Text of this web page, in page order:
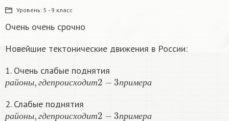
Уровень: 5 - 9 класс
Очень очень срочно
Новейшие тектонические движения в России:
1. Очень слабые поднятия
р а й о н ы г д епр о и сх о д ит п р име р а
ра йоны,г депрои сходи т2− 3п
2. Слабые поднятия
р а й о н ы г д епр о и сх о д ит п р име р а
ра йоны,гдепрои схо т 3п